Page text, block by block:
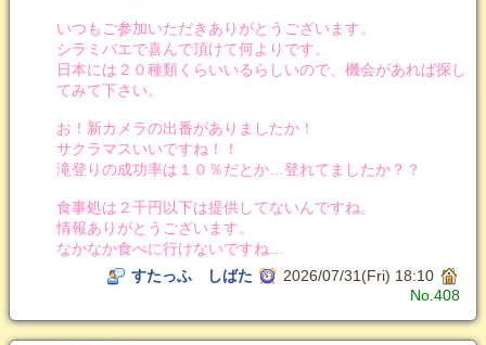
いつもご参加いただきありがとうございます。
シラミバエで喜んで頂けて何よりです。
日本には２０種類くらいいるらしいので、機会があれば探し
てみて下さい。
お！新カメラの出番がありましたか！
サクラマスいいですね！！
滝登りの成功率は１０％だとか…登れてましたか？？
食事処は２千円以下は提供してないんですね。
情報ありがとうございます。
なかなか食べに行けないですね…
すたっふ しばた
2026/07/31(Fri) 18:10
No.408